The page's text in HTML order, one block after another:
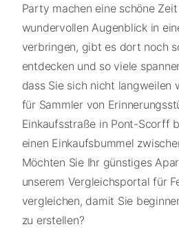
Party machen eine schöne
wundervollen Augenblick in
verbringen, gibt es dort noch
entdecken und so viele
dass Sie sich nicht langweilen
für Sammler von
Einkaufsstraße in Pont-Scorff
einen Einkaufsbummel
Möchten Sie Ihr günstiges
unserem Vergleichsportal für
vergleichen, damit Sie
zu erstellen?